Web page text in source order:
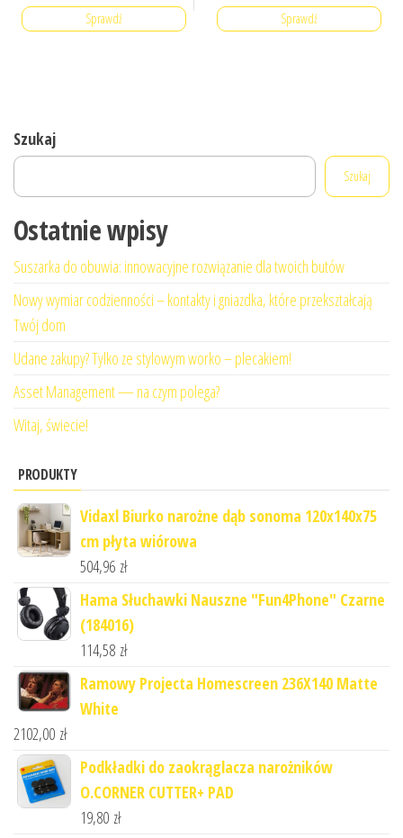
Sprawdź Sprawdź
Szukaj
Szukaj
Ostatnie wpisy
Suszarka do obuwia: innowacyjne rozwiązanie dla twoich butów
Nowy wymiar codzienności – kontakty i gniazdka, które przekształcają
Twój dom
Udane zakupy? Tylko ze stylowym worko – plecakiem!
Asset Management — na czym polega?
Witaj, świecie!
PRODUKTY
Vidaxl Biurko narożne dąb sonoma 120x140x75
cm płyta wiórowa
504,96 zł
Hama Słuchawki Nauszne "Fun4Phone" Czarne
(184016)
114,58 zł
Ramowy Projecta Homescreen 236X140 Matte
White
2102,00 zł
Podkładki do zaokrąglacza narożników
O.CORNER CUTTER+ PAD
19,80 zł